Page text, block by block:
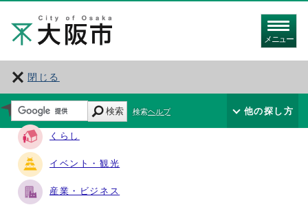
メニュー
閉じる
サイト・ナビ
くらし
イベント・観光
産業・ビジネス
検索 検索ヘルプ 他の探し方